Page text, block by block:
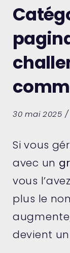
30 mai 2025
Si vous
avec un
vous
plus le
devient un